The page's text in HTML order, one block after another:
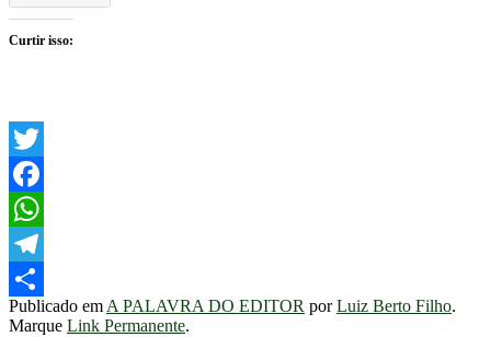
Curtir isso:
Twitter
Facebook
WhatsApp
Telegram
Share
Publicado em A PALAVRA DO EDITOR porLuiz Berto Filho.
Marque Link Permanente.